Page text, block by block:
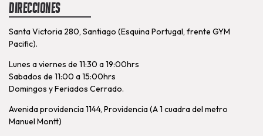
Direcciones
Santa Victoria 280, Santiago (Esquina Portugal, frente GYM
Pacific).
Lunes a viernes de 11:30 a 19:00hrs
Sabados de 11:00 a 15:00hrs
Domingos y Feriados Cerrado.
Avenida providencia 1144, Providencia (A 1 cuadra del metro
Manuel Montt)